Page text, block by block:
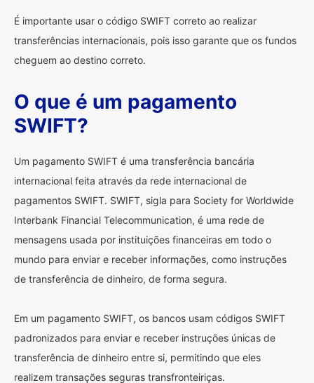
É importante usar o código SWIFT correto ao realizar
transferências internacionais, pois isso garante que os fundos
cheguem ao destino correto.
O que é um pagamento
SWIFT?
Um pagamento SWIFT é uma transferência bancária
internacional feita através da rede internacional de
pagamentos SWIFT. SWIFT, sigla para Society for Worldwide
Interbank Financial Telecommunication, é uma rede de
mensagens usada por instituições financeiras em todo o
mundo para enviar e receber informações, como instruções
de transferência de dinheiro, de forma segura.
Em um pagamento SWIFT, os bancos usam códigos SWIFT
padronizados para enviar e receber instruções únicas de
transferência de dinheiro entre si, permitindo que eles
realizem transações seguras transfronteiriças.